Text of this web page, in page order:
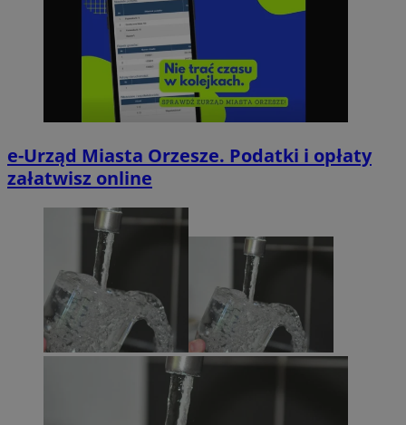
e-Urząd Miasta Orzesze. Podatki i opłaty
załatwisz online